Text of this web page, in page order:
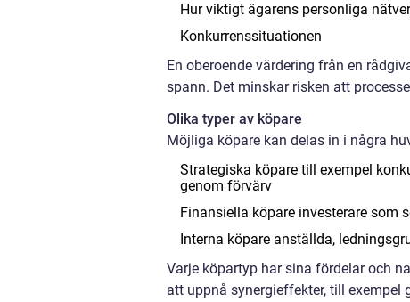
Hur viktigt ägarens personliga
Konkurrenssituationen
En oberoende värdering från en
spann. Det minskar risken att
Olika typer av köpare
Möjliga köpare kan delas in i några
Strategiska köpare till exempel
genom förvärv
Finansiella köpare investerare som
Interna köpare anställda,
Varje köpartyp har sina fördelar och
att uppnå synergieffekter, till